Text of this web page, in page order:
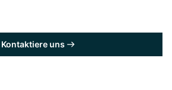
Kontaktiere uns